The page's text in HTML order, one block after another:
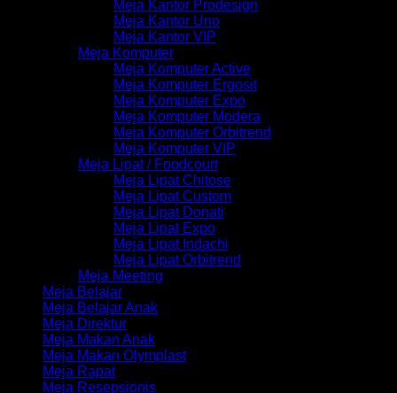
Meja Kantor Prodesign
Meja Kantor Uno
Meja Kantor VIP
Meja Komputer
Meja Komputer Active
Meja Komputer Ergosit
Meja Komputer Expo
Meja Komputer Modera
Meja Komputer Orbitrend
Meja Komputer VIP
Meja Lipat / Foodcourt
Meja Lipat Chitose
Meja Lipat Custom
Meja Lipat Donati
Meja Lipat Expo
Meja Lipat Indachi
Meja Lipat Orbitrend
Meja Meeting
Meja Belajar
Meja Belajar Anak
Meja Direktur
Meja Makan Anak
Meja Makan Olymplast
Meja Rapat
Meja Resepsionis